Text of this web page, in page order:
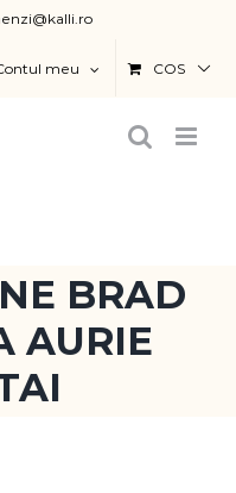
meu COS
BRAD
AURIE